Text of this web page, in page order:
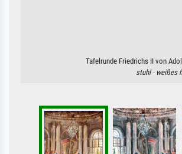
Tafelrunde Friedrichs II von
stuhl · weißes